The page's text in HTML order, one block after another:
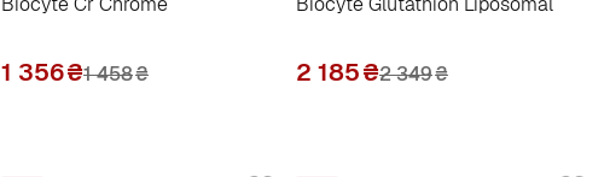
1 356₴1 458₴ 2 185₴2 349₴